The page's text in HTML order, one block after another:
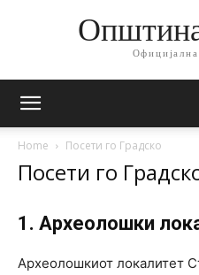
Home Посети го Градско
Посети го
1. Археолошки
Археолошкиот локалитет